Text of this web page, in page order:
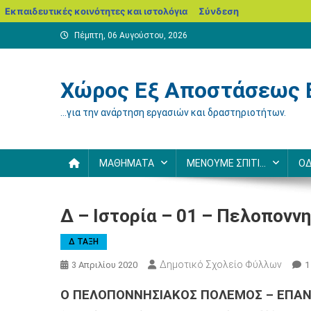
Εκπαιδευτικές κοινότητες και ιστολόγια blogs.sch.gr
Σύνδεση
Μεταπηδήστε
στο
Πέμπτη, 06 Αυγούστου, 2026
Χώρος Εξ Αποστάσεως
…για την ανάρτηση εργασιών και δραστηριοτήτων.
ΜΑΘΗΜΑΤΑ ΜΕΝΟΥΜΕ ΣΠΙΤΙ…
Δ – Ιστορία – 01 –
Δ ΤΑΞΗ
3 Απριλίου 2020 Δημοτικό Σχολείο Φύλλων
Ο ΠΕΛΟΠΟΝΝΗΣΙΑΚΟΣ ΠΟΛΕΜΟΣ –